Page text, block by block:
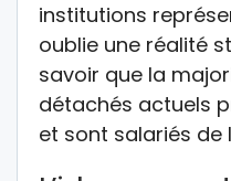
institutions
oublie une réalité
savoir que la
détachés actuels
et sont salariés de